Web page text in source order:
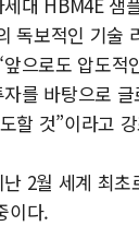
독보적인 기술
으로도 압도적
를 바탕으로
할 것”이라고
2월 세계 최
이다.